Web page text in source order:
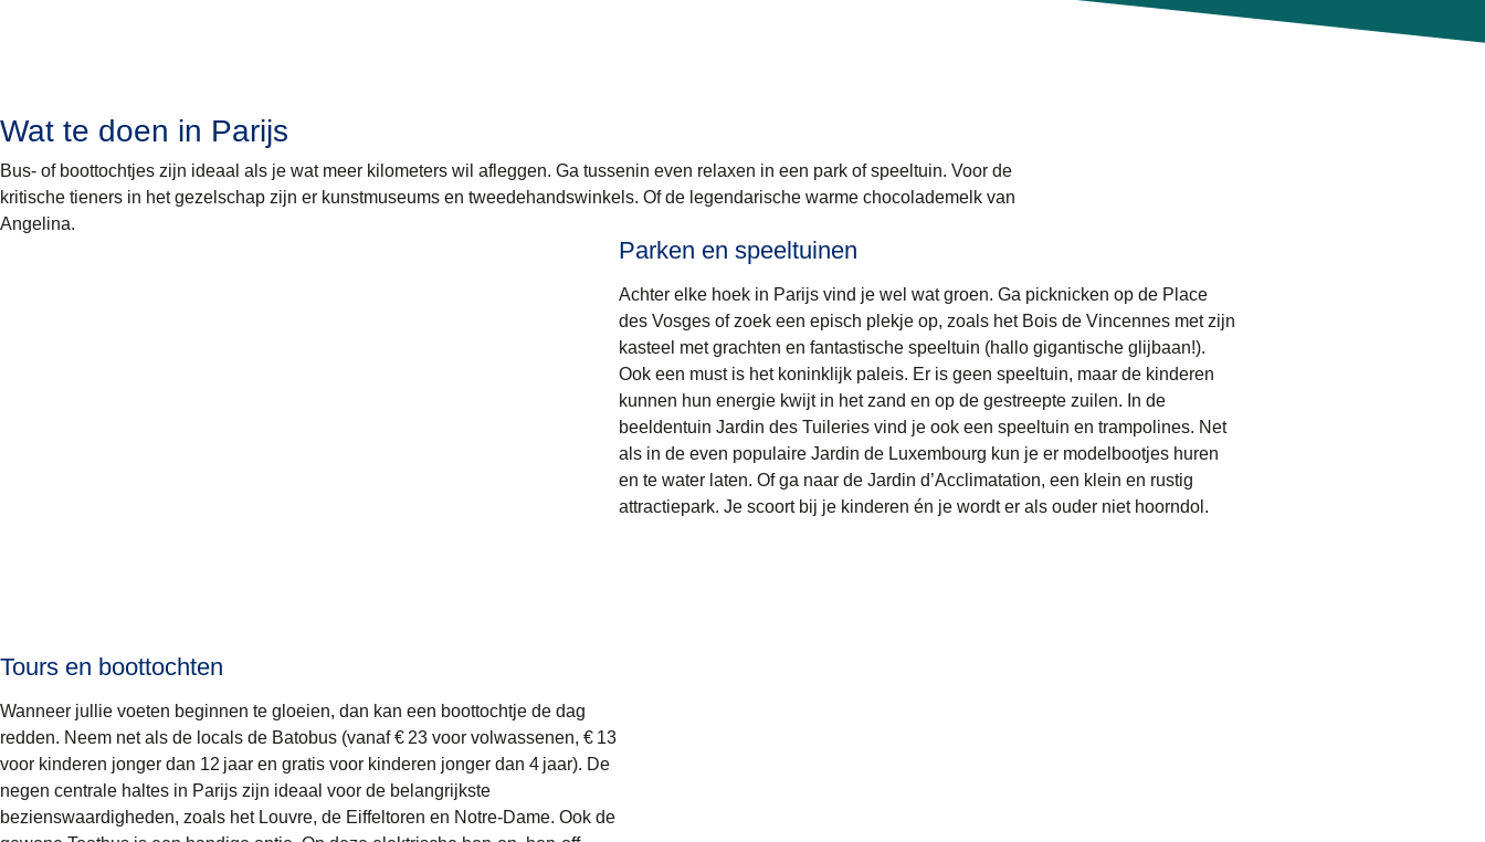
Wat te doen in Parijs
Bus- of boottochtjes zijn ideaal als je wat meer kilometers wil afleggen. Ga tussenin even relaxen in een park of speeltuin. Voor de
kritische tieners in het gezelschap zijn er kunstmuseums en tweedehandswinkels. Of de legendarische warme chocolademelk van
Angelina.
Parken en speeltuinen
Achter elke hoek in Parijs vind je wel wat groen. Ga picknicken op de Place
des Vosges of zoek een episch plekje op, zoals het Bois de Vincennes met zijn
kasteel met grachten en fantastische speeltuin (hallo gigantische glijbaan!).
Ook een must is het koninklijk paleis. Er is geen speeltuin, maar de kinderen
kunnen hun energie kwijt in het zand en op de gestreepte zuilen. In de
beeldentuin Jardin des Tuileries vind je ook een speeltuin en trampolines. Net
als in de even populaire Jardin de Luxembourg kun je er modelbootjes huren
en te water laten. Of ga naar de Jardin d’Acclimatation, een klein en rustig
attractiepark. Je scoort bij je kinderen én je wordt er als ouder niet hoorndol.
Tours en boottochten
Wanneer jullie voeten beginnen te gloeien, dan kan een boottochtje de dag
redden. Neem net als de locals de Batobus (vanaf € 23 voor volwassenen, € 13
voor kinderen jonger dan 12 jaar en gratis voor kinderen jonger dan 4 jaar). De
negen centrale haltes in Parijs zijn ideaal voor de belangrijkste
bezienswaardigheden, zoals het Louvre, de Eiffeltoren en Notre-Dame. Ook de